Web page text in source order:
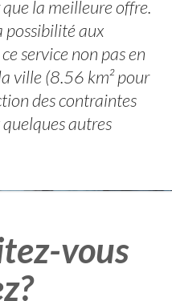
la meilleure offre.
aux
service non pas en
ville (8.56 km² pour
des contraintes
autres
vous